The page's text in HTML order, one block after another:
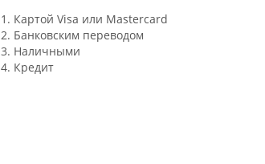
1. Картой Visa или Mastercard
2. Банковским переводом
3. Наличными
4. Кредит